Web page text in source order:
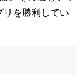
リを勝利してい